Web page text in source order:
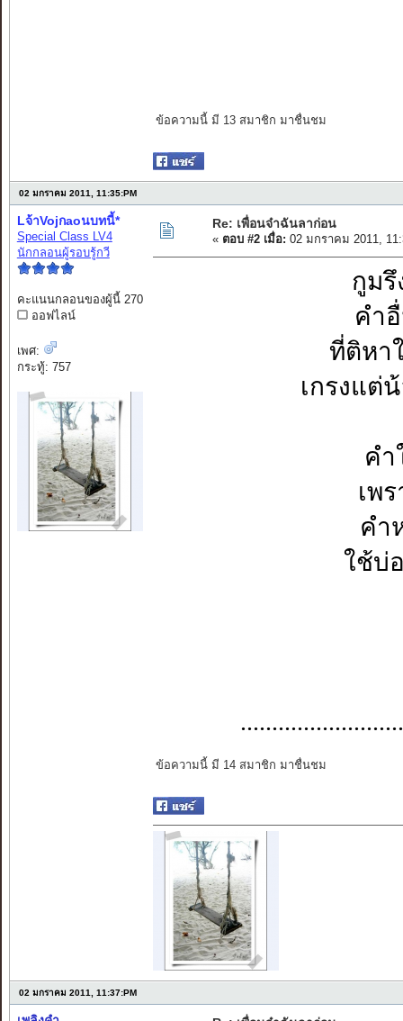
ข้อความนี้ มี 13 สมาชิก มาชื่นชม
02 มกราคม 2011, 11:35:PM
Lจ้าVojกaoนบทนี้*
Special Class LV4
นักกลอนผู้รอบรู้กวี
คะแนนกลอนของผู้นี้ 270
ออฟไลน์
เพศ:
กระทู้: 757
Re: เพื่อนจ๋าฉันลาก่อน
« ตอบ #2 เมื่อ: 02 มกราคม 2011,
กูม
คำ
ที่ติหา
เกรงแต่
ค
เพ
คำ
ใช้บ่
ข้อความนี้ มี 14 สมาชิก มาชื่นชม
02 มกราคม 2011, 11:37:PM